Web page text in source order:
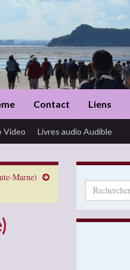
Contact Liens
Video Livres audio Audible
Marne)
Search for: